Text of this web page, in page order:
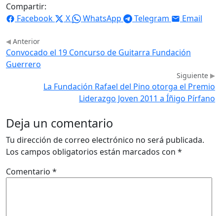
Compartir:
Facebook
X WhatsApp Telegram Email
Anterior
Convocado el 19 Concurso de Guitarra Fundación
Guerrero
Siguiente
La Fundación Rafael del Pino otorga el Premio
Liderazgo Joven 2011 a Íñigo Pírfano
Deja un comentario
Tu dirección de correo electrónico no será publicada.
Los campos obligatorios están marcados con *
Comentario *